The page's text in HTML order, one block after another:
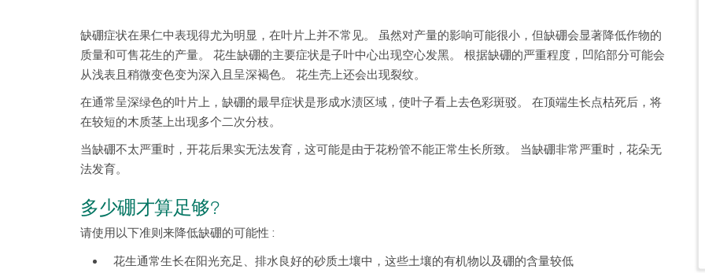
缺硼症状在果仁中表现得尤为明显，在叶片上并不常见。 虽然对产量的影响可能很小，但缺硼会显著降低作物的
质量和可售花生的产量。 花生缺硼的主要症状是子叶中心出现空心发黑。 根据缺硼的严重程度，凹陷部分可能会
从浅表且稍微变色变为深入且呈深褐色。 花生壳上还会出现裂纹。
在通常呈深绿色的叶片上，缺硼的最早症状是形成水渍区域，使叶子看上去色彩斑驳。 在顶端生长点枯死后，将
在较短的木质茎上出现多个二次分枝。
当缺硼不太严重时，开花后果实无法发育，这可能是由于花粉管不能正常生长所致。 当缺硼非常严重时，花朵无
法发育。
多少硼才算足够?
请使用以下准则来降低缺硼的可能性 :
花生通常生长在阳光充足、排水良好的砂质土壤中，这些土壤的有机物以及硼的含量较低